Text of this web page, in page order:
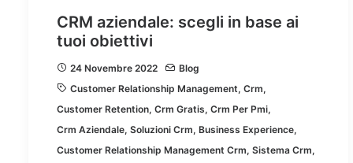
CRM aziendale: scegli in base ai
tuoi obiettivi
24 Novembre 2022
Blog
Customer Relationship Management, Crm,
Customer Retention, Crm Gratis, Crm Per Pmi,
Crm Aziendale, Soluzioni Crm, Business Experience,
Customer Relationship Management Crm, Sistema Crm,